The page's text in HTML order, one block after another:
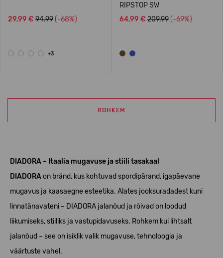
29,99 € 94.99 (-68%)
+3
RIPSTOP SW
64,99 € 209.99 (-69%)
ROHKEM
DIADORA – Itaalia mugavuse ja stiili tasakaal
DIADORAon bränd, kus kohtuvad spordipärand, igapäevane
mugavus ja kaasaegne esteetika. Alates jooksuradadest kuni
linnatänavateni – DIADORA jalanõud ja rõivad on loodud
liikumiseks, stiiliks ja vastupidavuseks. Rohkem kui lihtsalt
jalanõud – see on isiklik valik mugavuse, tehnoloogia ja
väärtuste vahel.